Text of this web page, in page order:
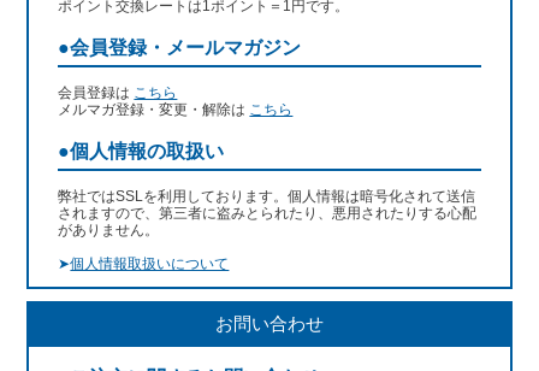
ポイント交換レートは1ポイント＝1円です。
●会員登録・メールマガジン
会員登録は こちら
メルマガ登録・変更・解除は こちら
●個人情報の取扱い
弊社ではSSLを利用しております。個人情報は暗号化されて送信
されますので、第三者に盗みとられたり、悪用されたりする心配
がありません。
➤個人情報取扱いについて
お問い合わせ